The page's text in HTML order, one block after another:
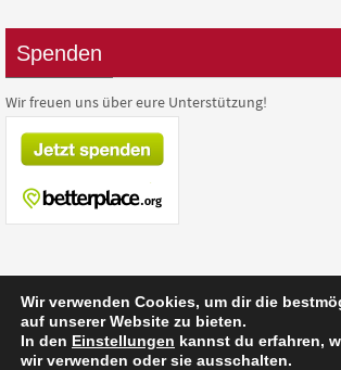
Spenden
Wir freuen uns über eure Unterstützung!
Präsentiert vonNirvana&
Wir verwenden Cookies, um dir die
auf unserer Website zu bieten.
In den Einstellungen kannst du erfahren,
wir verwenden oder sie ausschalten.